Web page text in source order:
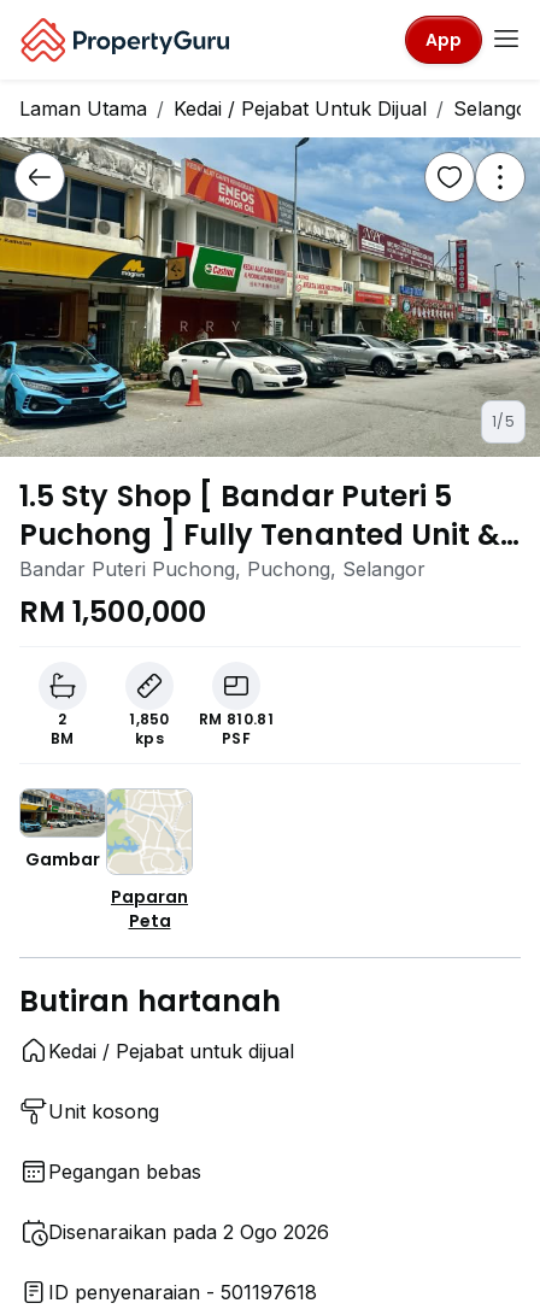
App
Laman Utama Kedai / Pejabat Untuk Dijual Selangor
1/5
1.5 Sty Shop [ Bandar Puteri 5
Puchong ] Fully Tenanted Unit &
Potential ROI 4%++
Bandar Puteri Puchong, Puchong, Selangor
RM 1,500,000
2
BM
1,850
kps
RM 810.81
PSF
Gambar
Paparan
Peta
Butiran hartanah
Kedai / Pejabat untuk dijual
Unit kosong
Pegangan bebas
Disenaraikan pada 2 Ogo 2026
ID penyenaraian - 501197618